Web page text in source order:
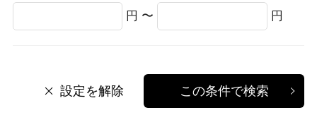
円 〜 円
設定を解除 この条件で検索